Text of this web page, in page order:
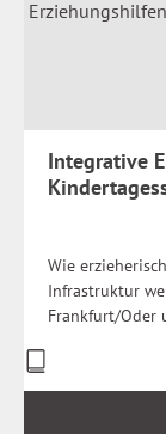
Integrative
Wie
Infrastruktur
Frankfurt/Oder
Preise
inkl.